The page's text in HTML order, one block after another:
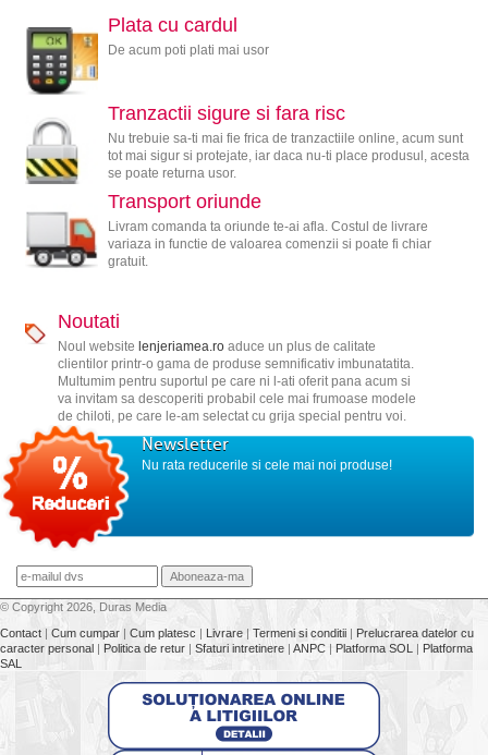
Plata cu cardul
De acum poti plati mai usor
Tranzactii sigure si fara risc
Nu trebuie sa-ti mai fie frica de tranzactiile online, acum sunt
tot mai sigur si protejate, iar daca nu-ti place produsul, acesta
se poate returna usor.
Transport oriunde
Livram comanda ta oriunde te-ai afla. Costul de livrare
variaza in functie de valoarea comenzii si poate fi chiar
gratuit.
Noutati
Noul website lenjeriamea.roaduce un plus de calitate
clientilor printr-o gama de produse semnificativ imbunatatita.
Multumim pentru suportul pe care ni l-ati oferit pana acum si
va invitam sa descoperiti probabil cele mai frumoase modele
de chiloti, pe care le-am selectat cu grija special pentru voi.
Newsletter
Nu rata reducerile si cele mai noi produse!
© Copyright 2026, Duras Media
Contact | Cum cumpar | Cum platesc | Livrare | Termeni si conditii | Prelucrarea datelor cu
caracter personal | Politica de retur | Sfaturi intretinere | ANPC | Platforma SOL | Platforma
SAL